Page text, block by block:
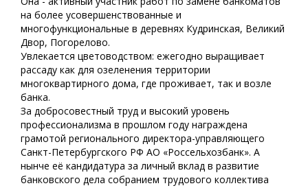
на более усовершенствованные и
многофункциональные в деревнях Кудринская, Великий
Двор, Погорелово.
Увлекается цветоводством: ежегодно выращивает
рассаду как для озеленения территории
многоквартирного дома, где проживает, так и возле
банка.
За добросовестный труд и высокий уровень
профессионализма в прошлом году награждена
грамотой регионального директора-управляющего
Санкт-Петербургского РФ АО «Россельхозбанк». А
нынче её кандидатура за личный вклад в развитие
банковского дела собранием трудового коллектива